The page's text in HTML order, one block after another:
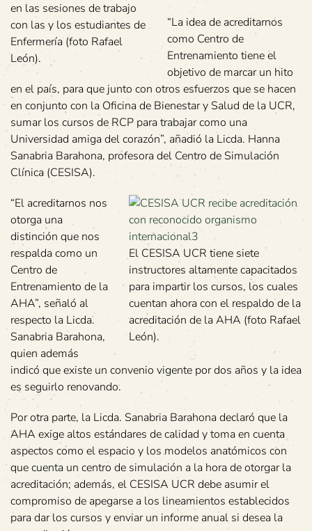
en las sesiones de trabajo
con las y los estudiantes de
Enfermería (foto Rafael
León).
“La idea de acreditarnos
como Centro de
Entrenamiento tiene el
objetivo de marcar un hito
en el país, para que junto con otros esfuerzos que se hacen
en conjunto con la Oficina de Bienestar y Salud de la UCR,
sumar los cursos de RCP para trabajar como una
Universidad amiga del corazón”, añadió la Licda. Hanna
Sanabria Barahona, profesora del Centro de Simulación
Clínica (CESISA).
El CESISA UCR tiene siete
instructores altamente capacitados
para impartir los cursos, los cuales
cuentan ahora con el respaldo de la
acreditación de la AHA (foto Rafael
León).
“El acreditarnos nos
otorga una
distinción que nos
respalda como un
Centro de
Entrenamiento de la
AHA”, señaló al
respecto la Licda.
Sanabria Barahona,
quien además
indicó que existe un convenio vigente por dos años y la idea
es seguirlo renovando.
Por otra parte, la Licda. Sanabria Barahona declaró que la
AHA exige altos estándares de calidad y toma en cuenta
aspectos como el espacio y los modelos anatómicos con
que cuenta un centro de simulación a la hora de otorgar la
acreditación; además, el CESISA UCR debe asumir el
compromiso de apegarse a los lineamientos establecidos
para dar los cursos y enviar un informe anual si desea la